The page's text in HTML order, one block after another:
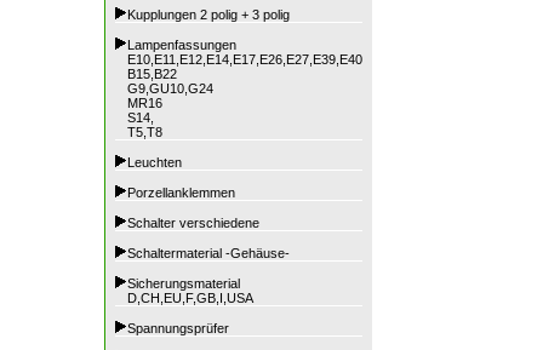
Kupplungen 2 polig + 3 polig
Lampenfassungen
E10,E11,E12,E14,E17,E26,E27,E39,E40
B15,B22
G9,GU10,G24
MR16
S14,
T5,T8
Leuchten
Porzellanklemmen
Schalter verschiedene
Schaltermaterial -Gehäuse-
Sicherungsmaterial
D,CH,EU,F,GB,I,USA
Spannungsprüfer